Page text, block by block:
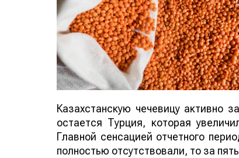
Казахстанскую чечевицу активно
остается Турция, которая
Главной сенсацией отчетного
полностью отсутствовали, то за